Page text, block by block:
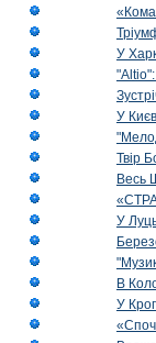
У
У
Твір
Весь
У
В
У